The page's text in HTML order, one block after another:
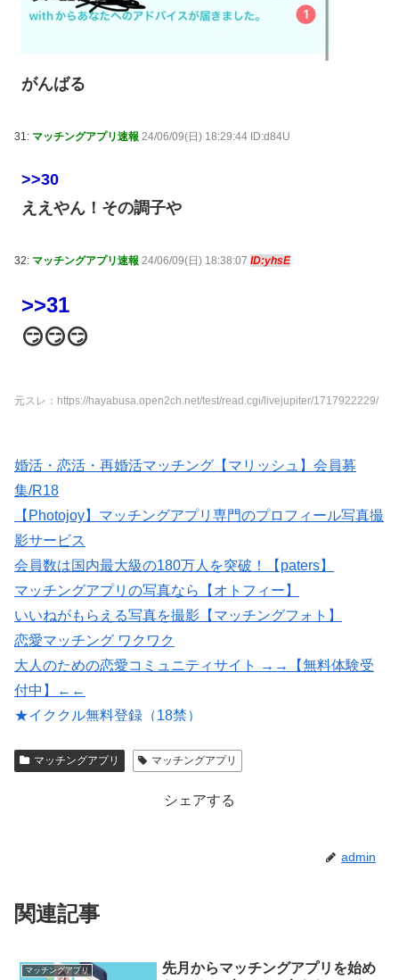
がんばる
31: マッチングアプリ速報 24/06/09(日) 18:29:44 ID:d84U
>>30
ええやん！その調子や
32: マッチングアプリ速報 24/06/09(日) 18:38:07 ID:yhsE
>>31
😏😏😏
元スレ：https://hayabusa.open2ch.net/test/read.cgi/livejupiter/1717922229/
婚活・恋活・再婚活マッチング【マリッシュ】会員募
集/R18
【Photojoy】マッチングアプリ専門のプロフィール写真撮
影サービス
会員数は国内最大級の180万人を突破！【paters】
マッチングアプリの写真なら【オトフィー】
いいねがもらえる写真を撮影【マッチングフォト】
恋愛マッチング ワクワク
大人のための恋愛コミュニティサイト →→【無料体験受
付中】←←
★イククル無料登録（18禁）
出会いマッチングサイトPCMAX(18禁)
マッチングアプリ マッチングアプリ
シェアする
admin
関連記事
マッチングアプリ
先月からマッチングアプリを始め